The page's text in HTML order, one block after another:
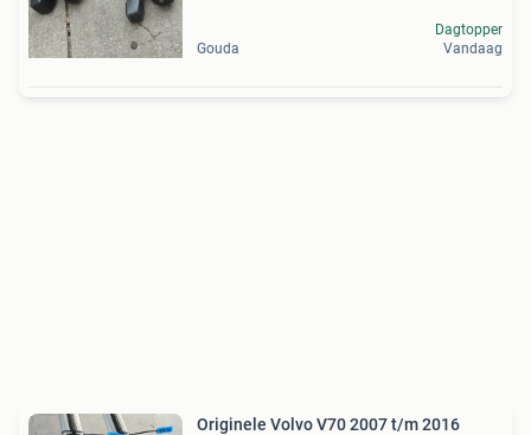
Gouda
Dagtopper
Vandaag
Originele Volvo V70 2007 t/m 2016